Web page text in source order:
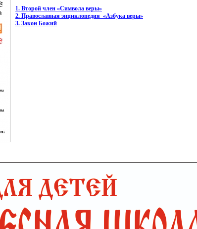
1. Второй член «Символа веры»
2. Православная энциклопедия «Азбука веры»
3. Закон Божий